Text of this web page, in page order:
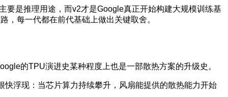
是推理用途，而v2才是Google真正开始构建大规模训练基
，每一代都在前代基础上做出关键取舍。
的TPU演进史某种程度上也是一部散热方案的升级史。
浮现：当芯片算力持续攀升，风扇能提供的散热能力开始